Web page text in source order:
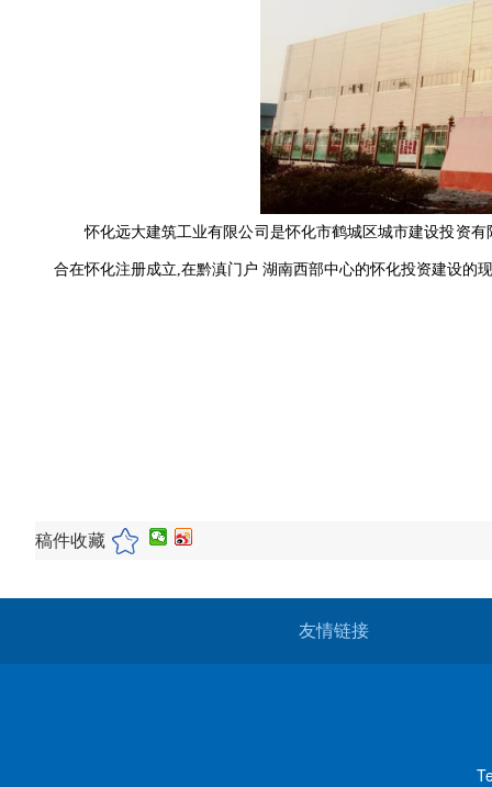
怀化远大建筑工业有限公司是怀化市鹤城区城市建设投资
合在怀化注册成立,在黔滇门户 湖南西部中心的怀化投资建设的
稿件收藏
友情链接